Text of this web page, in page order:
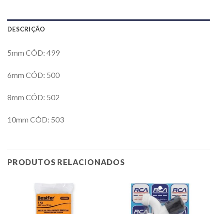
DESCRIÇÃO
5mm CÓD: 499
6mm CÓD: 500
8mm CÓD: 502
10mm CÓD: 503
PRODUTOS RELACIONADOS